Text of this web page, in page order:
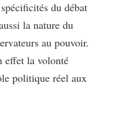
du débat
la nature du
au pouvoir.
effet la volonté
politique réel aux